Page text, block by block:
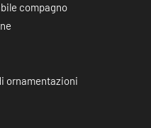
compagno
ornamentazioni